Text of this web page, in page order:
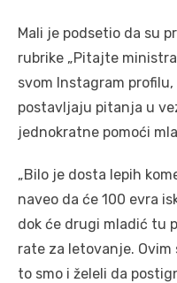
Mali je podsetio da su
rubrike „Pitajte
svom Instagram
postavljaju pitanja u
jednokratne pomoći
„Bilo je dosta lepih
naveo da će 100 evra
dok će drugi mladić tu
rate za letovanje.
to smo i želeli da